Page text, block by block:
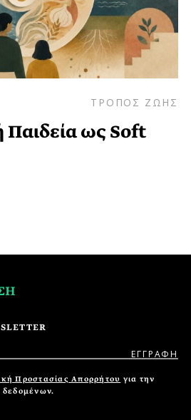
ΤΡΟΠΟΣ ΖΩΗΣ
Παιδεία ως Soft
Προστασίας Απορρήτου για την